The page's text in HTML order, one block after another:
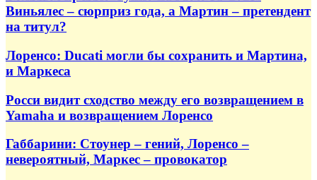
Виньялес – сюрприз года, а Мартин – претендент
на титул?
Лоренсо: Ducati могли бы сохранить и Мартина,
и Маркеса
Росси видит сходство между его возвращением в
Yamaha и возвращением Лоренсо
Габбарини: Стоунер – гений, Лоренсо –
невероятный, Маркес – провокатор